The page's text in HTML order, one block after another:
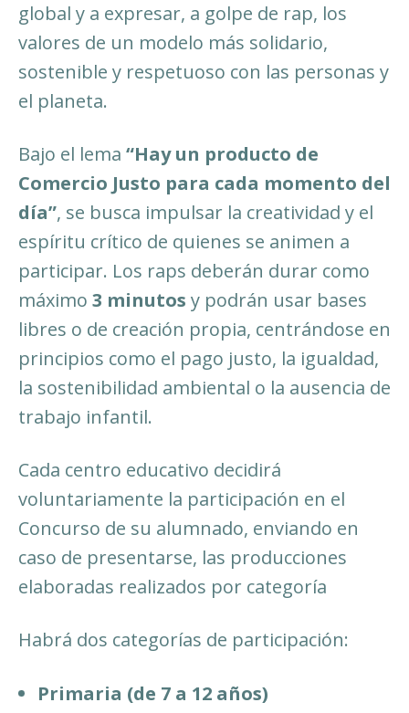
global y a expresar, a golpe de rap, los
valores de un modelo más solidario,
sostenible y respetuoso con las personas y
el planeta.
Bajo el lema “Hay un producto de
Comercio Justo para cada momento del
día”, se busca impulsar la creatividad y el
espíritu crítico de quienes se animen a
participar. Los raps deberán durar como
máximo 3 minutos y podrán usar bases
libres o de creación propia, centrándose en
principios como el pago justo, la igualdad,
la sostenibilidad ambiental o la ausencia de
trabajo infantil.
Cada centro educativo decidirá
voluntariamente la participación en el
Concurso de su alumnado, enviando en
caso de presentarse, las producciones
elaboradas realizados por categoría
Habrá dos categorías de participación:
Primaria (de 7 a 12 años)